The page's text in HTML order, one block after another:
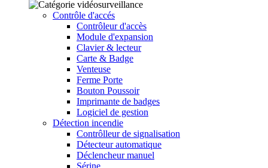
Contrôle d'accés
Contrôleur d'accès
Module d'expansion
Clavier & lecteur
Carte & Badge
Venteuse
Ferme Porte
Bouton Poussoir
Imprimante de badges
Logiciel de gestion
Détection incendie
Contrôlleur de signalisation
Détecteur automatique
Déclencheur manuel